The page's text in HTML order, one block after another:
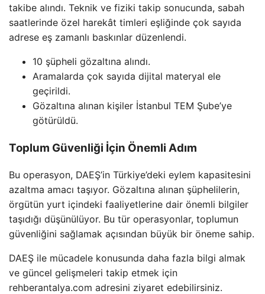
takibe alındı. Teknik ve fiziki takip sonucunda, sabah
saatlerinde özel harekât timleri eşliğinde çok sayıda
adrese eş zamanlı baskınlar düzenlendi.
10 şüpheli gözaltına alındı.
Aramalarda çok sayıda dijital materyal ele
geçirildi.
Gözaltına alınan kişiler İstanbul TEM Şube’ye
götürüldü.
Toplum Güvenliği İçin Önemli Adım
Bu operasyon, DAEŞ’in Türkiye’deki eylem kapasitesini
azaltma amacı taşıyor. Gözaltına alınan şüphelilerin,
örgütün yurt içindeki faaliyetlerine dair önemli bilgiler
taşıdığı düşünülüyor. Bu tür operasyonlar, toplumun
güvenliğini sağlamak açısından büyük bir öneme sahip.
DAEŞ ile mücadele konusunda daha fazla bilgi almak
ve güncel gelişmeleri takip etmek için
rehberantalya.com adresini ziyaret edebilirsiniz.